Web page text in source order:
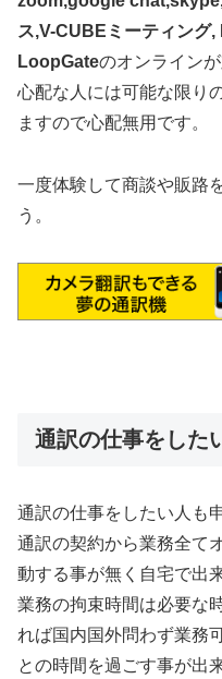
ス,V-CUBEミーティン
LoopGateのオンライン
心配な人には可能な限り
ますので心配無用です。
一度体験して商談や販路
う。
通訳の仕事をした
通訳の仕事をしたい人も
通訳の契約から業務全て
動する事が無く自宅で出
業務の拘束時間は必要な
れば国内国外問わず業務
との時間を過ごす事が出